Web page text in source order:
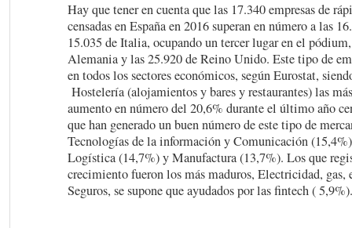
Hay que tener en cuenta que las 17.340 empresas de
censadas en España en 2016 superan en número a las
15.035 de Italia, ocupando un tercer lugar en el
Alemania y las 25.920 de Reino Unido. Este tipo de
en todos los sectores económicos, según Eurostat,
Hostelería (alojamientos y bares y restaurantes) las
aumento en número del 20,6% durante el último año
que han generado un buen número de este tipo de
Tecnologías de la información y Comunicación
Logística (14,7%) y Manufactura (13,7%). Los que
crecimiento fueron los más maduros, Electricidad, gas,
Seguros, se supone que ayudados por las fintech ( 5,9%).